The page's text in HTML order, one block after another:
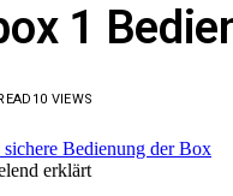
1
10 VIEWS
erklärt